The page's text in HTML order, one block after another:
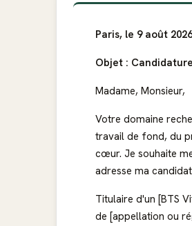
Paris, le 9 août
Objet :
Madame, Monsieur,
Votre domaine
travail de fond, du
cœur. Je souhaite
adresse ma
Titulaire d'un [BTS
de [appellation ou